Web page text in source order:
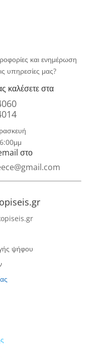
και ενημέρωση
υπηρεσίες μας?
καλέσετε στα
στο
ψήφου